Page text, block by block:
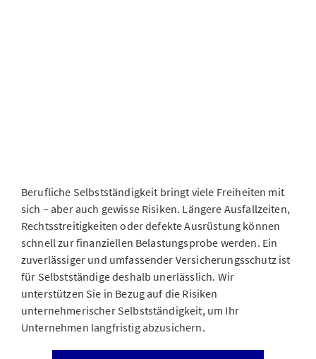
Berufliche Selbstständigkeit bringt viele Freiheiten mit
sich – aber auch gewisse Risiken. Längere Ausfallzeiten,
Rechtsstreitigkeiten oder defekte Ausrüstung können
schnell zur finanziellen Belastungsprobe werden. Ein
zuverlässiger und umfassender Versicherungsschutz ist
für Selbstständige deshalb unerlässlich. Wir
unterstützen Sie in Bezug auf die Risiken
unternehmerischer Selbstständigkeit, um Ihr
Unternehmen langfristig abzusichern.